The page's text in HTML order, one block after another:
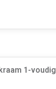
1-voudig